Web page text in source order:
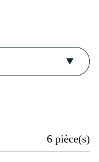
6 pièce(s)